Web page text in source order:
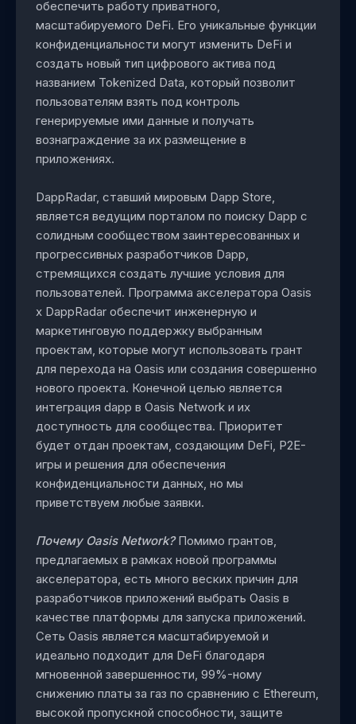
обеспечить работу приватного,
масштабируемого DeFi. Его уникальные функции
конфиденциальности могут изменить DeFi и
создать новый тип цифрового актива под
названием Tokenized Data, который позволит
пользователям взять под контроль
генерируемые ими данные и получать
вознаграждение за их размещение в
приложениях.
DappRadar, ставший мировым Dapp Store,
является ведущим порталом по поиску Dapp с
солидным сообществом заинтересованных и
прогрессивных разработчиков Dapp,
стремящихся создать лучшие условия для
пользователей. Программа акселератора Oasis
x DappRadar обеспечит инженерную и
маркетинговую поддержку выбранным
проектам, которые могут использовать грант
для перехода на Oasis или создания совершенно
нового проекта. Конечной целью является
интеграция dapp в Oasis Network и их
доступность для сообщества. Приоритет
будет отдан проектам, создающим DeFi, P2E-
игры и решения для обеспечения
конфиденциальности данных, но мы
приветствуем любые заявки.
Почему Oasis Network?Помимо грантов,
предлагаемых в рамках новой программы
акселератора, есть много веских причин для
разработчиков приложений выбрать Oasis в
качестве платформы для запуска приложений.
Сеть Oasis является масштабируемой и
идеально подходит для DeFi благодаря
мгновенной завершенности, 99%-ному
снижению платы за газ по сравнению с Ethereum,
высокой пропускной способности, защите